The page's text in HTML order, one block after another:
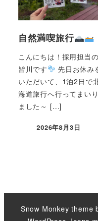
自然満喫旅行
こんにちは！採用担当の
皆川です
先日お休み
いただいて、1泊2日で
海道旅行へ行ってまいり
ました～ […]
2026年8月3日
Snow Monkey theme